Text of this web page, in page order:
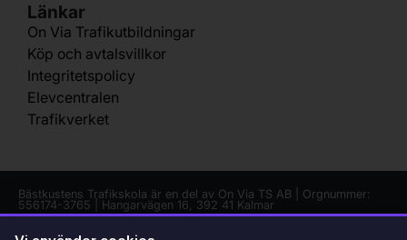
Länkar
On Via Trafikutbildningar
Köp och avtalsvillkor
Integritetspolicy
Elevcentralen
Trafikverket
Bästkustens Trafikskola är en del av On Via TS AB | Orgnummer:
556174-3765 | Hangarvägen 16, 392 41 Kalmar